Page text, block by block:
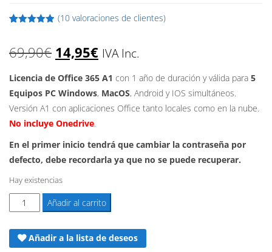
5 en base
a
de clientes
(10valoraciones de clientes)
69,90€ El
precio
original
era:
69,90€.
14,95€El
precio
actual
14,95€.
IVA Inc.
Licencia de Office 365 A1 con 1 año de duración y válida para 5
Equipos PC Windows, MacOS, Android y IOS simultáneos.
Versión A1 con aplicaciones Office tanto locales como en la nube.
No incluye Onedrive.
En el primer inicio tendrá que cambiar la contraseña por
defecto, debe recordarla ya que no se puede recuperar.
Hay existencias
Licencia
Office
365
-
Añadir al carrito
Añadir a la lista de deseos